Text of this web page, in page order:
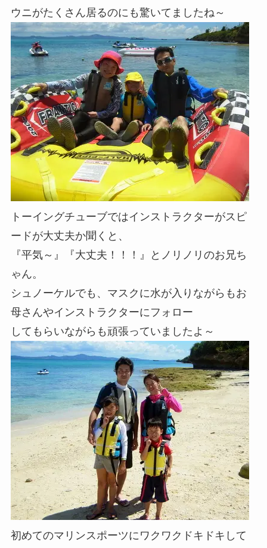
ウニがたくさん居るのにも驚いてましたね～
トーイングチューブではインストラクターがスピ
ードが大丈夫か聞くと、
『平気～』『大丈夫！！！』とノリノリのお兄ち
ゃん。
シュノーケルでも、マスクに水が入りながらもお
母さんやインストラクターにフォロー
してもらいながらも頑張っていましたよ～
初めてのマリンスポーツにワクワクドキドキして